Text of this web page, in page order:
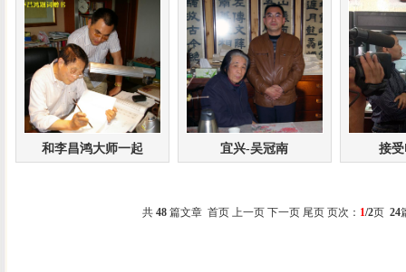
和李昌鸿大师一起 宜兴-吴冠南 接
共48 篇文章 首页 上一页下一页 尾页 页次： 1/2页24